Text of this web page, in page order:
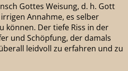
Gottes Weisung, d. h. Gott
Annahme, es selber
können. Der tiefe Riss in der
und Schöpfung, der damals
leidvoll zu erfahren und zu